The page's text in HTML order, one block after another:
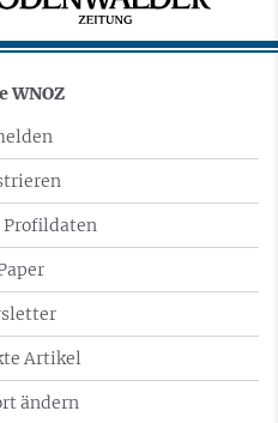
WNOZ
Profildaten
Artikel
ändern